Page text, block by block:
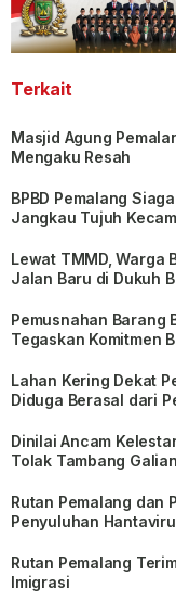
Terkait
Masjid Agung
Mengaku Resah
BPBD Pemalang
Jangkau Tujuh
Lewat TMMD, Warga
Jalan Baru di Dukuh
Pemusnahan Barang
Tegaskan Komitmen
Lahan Kering Dekat
Diduga Berasal dari
Dinilai Ancam
Tolak Tambang
Rutan Pemalang dan
Penyuluhan
Rutan Pemalang
Imigrasi